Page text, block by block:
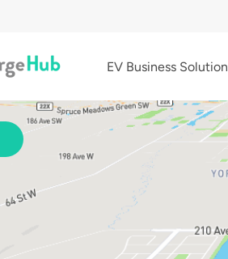
EV Business